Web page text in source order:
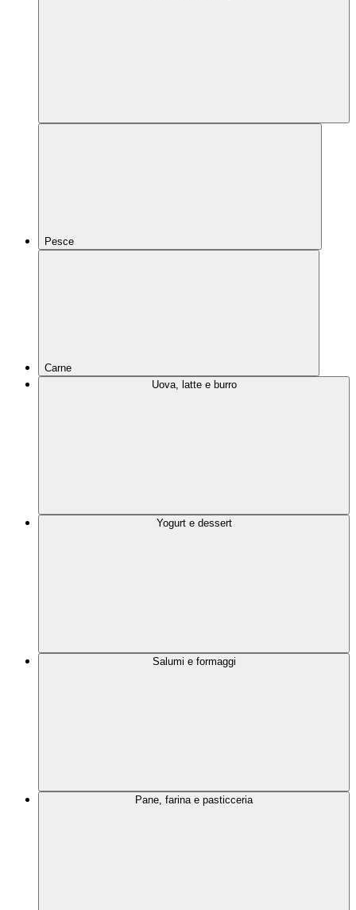
Pesce
Carne
Uova, latte e burro
Yogurt e dessert
Salumi e formaggi
Pane, farina e pasticceria